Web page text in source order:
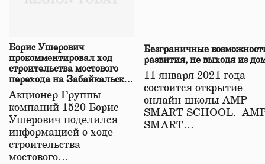
Борис Ушерович
прокомментировал ход
строительства мостового
перехода на Забайкальской
железной дороге
Акционер Группы
компаний 1520 Борис
Ушерович поделился
информацией о ходе
строительства
мостового…
Безграничные
развития, не выходя из
11 января 2021 года
состоится открытие
онлайн-школы АМР
SMART SCHOOL.
SMART…